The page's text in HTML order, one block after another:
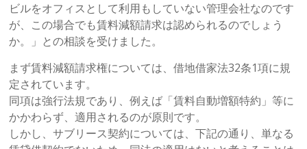
ビルをオフィスとして利用もしていない管理会社なのです
が、この場合でも賃料減額請求は認められるのでしょう
か。」との相談を受けました。
まず賃料減額請求権については、借地借家法32条1項に規
定されています。
同項は強行法規であり、例えば「賃料自動増額特約」等に
かかわらず、適用されるのが原則です。
しかし、サブリース契約については、下記の通り、単なる